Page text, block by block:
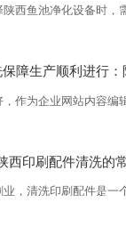
西印刷配件清洗的